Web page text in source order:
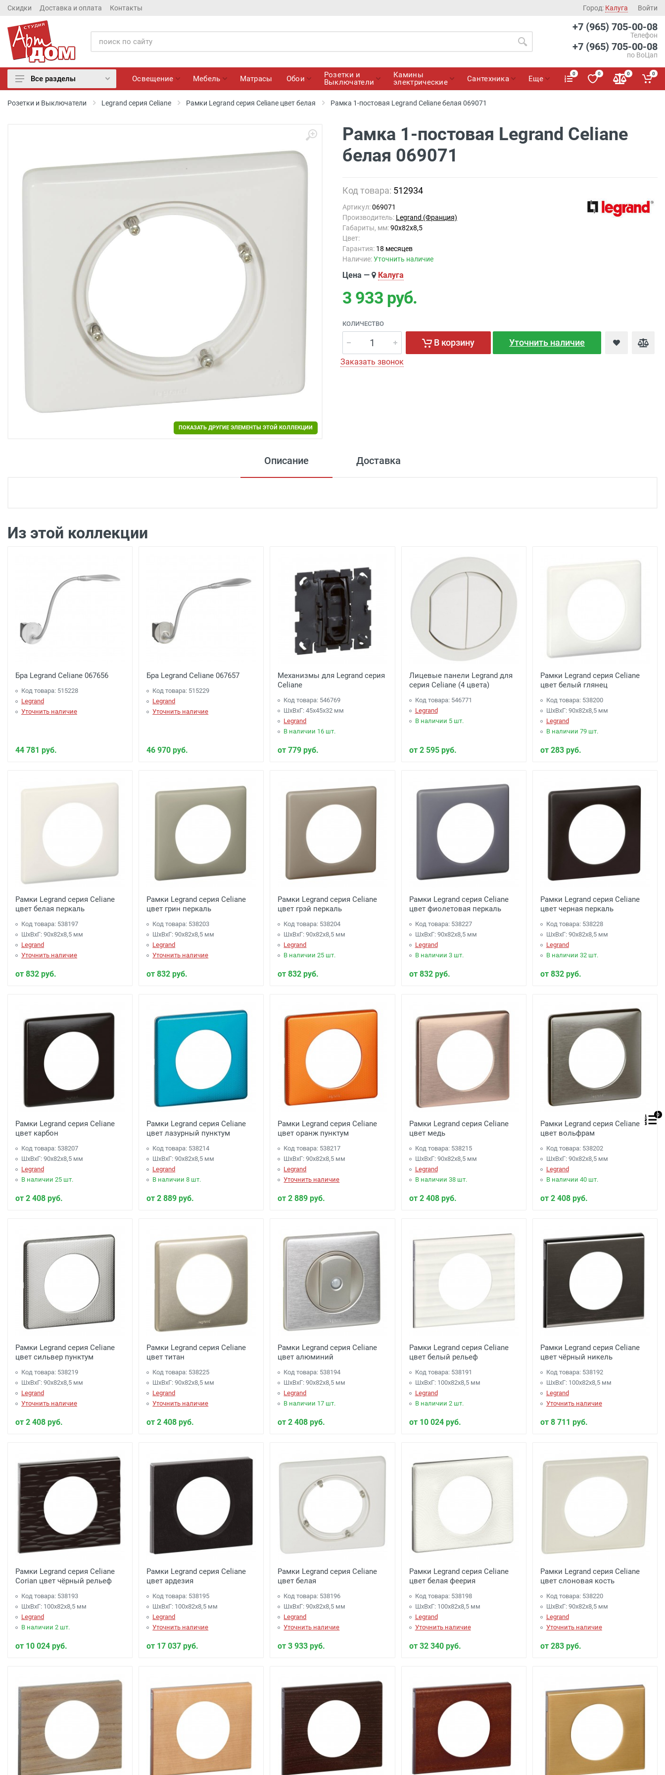
Скидки Доставка и оплата Контакты Город: Калуга Войти
+7 (965) 705-00-08
Телефон
+7 (965) 705-00-08
по ВоЦап
Розетки и Выключатели
Камины электрические
Отделочные материалы
Охранные системы
Все разделы Освещение Мебель Матрасы Обои
Розетки и
Выключатели
Камины
электрические
Сантехника Еще
0 0 0 0
Розетки и Выключатели Legrand серия Celiane Рамки Legrand серия Celiane цвет белая Рамка 1-постовая Legrand Celiane белая 069071
ПОКАЗАТЬ ДРУГИЕ ЭЛЕМЕНТЫ ЭТОЙ КОЛЛЕКЦИИ
Рамка 1-постовая Legrand Celiane
белая 069071
Код товара: 512934
Артикул:069071
Производитель: Legrand (Франция)
Габариты, мм:90x82x8,5
Цвет:
Гарантия: 18 месяцев
Наличие:Уточнить наличие
Цена — Калуга
3 933 руб.
КОЛИЧЕСТВО
В корзину Уточнить наличие
Заказать звонок
Описание Доставка
Доставка г. Калуга 100 рублей (самовывоз из офиса)
Из этой коллекции
Бра Legrand Celiane 067656
Код товара: 515228
Legrand
Уточнить наличие
44 781 руб.
Бра Legrand Celiane 067657
Код товара: 515229
Legrand
Уточнить наличие
46 970 руб.
Механизмы для Legrand серия
Celiane
Код товара: 546769
ШхВхГ: 45x45x32 мм
Legrand
В наличии 16 шт.
от 779 руб.
Лицевые панели Legrand для
серия Celiane (4 цвета)
Код товара: 546771
Legrand
В наличии 5 шт.
от 2 595 руб.
Рамки Legrand серия Celiane
цвет белый глянец
Код товара: 538200
ШхВхГ: 90x82x8,5 мм
Legrand
В наличии 79 шт.
от 283 руб.
Рамки Legrand серия Celiane
цвет белая перкаль
Код товара: 538197
ШхВхГ: 90x82x8,5 мм
Legrand
Уточнить наличие
от 832 руб.
Рамки Legrand серия Celiane
цвет грин перкаль
Код товара: 538203
ШхВхГ: 90x82x8,5 мм
Legrand
Уточнить наличие
от 832 руб.
Рамки Legrand серия Celiane
цвет грэй перкаль
Код товара: 538204
ШхВхГ: 90x82x8,5 мм
Legrand
В наличии 25 шт.
от 832 руб.
Рамки Legrand серия Celiane
цвет фиолетовая перкаль
Код товара: 538227
ШхВхГ: 90x82x8,5 мм
Legrand
В наличии 3 шт.
от 832 руб.
Рамки Legrand серия Celiane
цвет черная перкаль
Код товара: 538228
ШхВхГ: 90x82x8,5 мм
Legrand
В наличии 32 шт.
от 832 руб.
Рамки Legrand серия Celiane
цвет карбон
Код товара: 538207
ШхВхГ: 90x82x8,5 мм
Legrand
В наличии 25 шт.
от 2 408 руб.
Рамки Legrand серия Celiane
цвет лазурный пунктум
Код товара: 538214
ШхВхГ: 90x82x8,5 мм
Legrand
В наличии 8 шт.
от 2 889 руб.
Рамки Legrand серия Celiane
цвет оранж пунктум
Код товара: 538217
ШхВхГ: 90x82x8,5 мм
Legrand
Уточнить наличие
от 2 889 руб.
Рамки Legrand серия Celiane
цвет медь
Код товара: 538215
ШхВхГ: 90x82x8,5 мм
Legrand
В наличии 38 шт.
от 2 408 руб.
Рамки Legrand серия Celiane
цвет вольфрам
Код товара: 538202
ШхВхГ: 90x82x8,5 мм
Legrand
В наличии 40 шт.
от 2 408 руб.
Рамки Legrand серия Celiane
цвет сильвер пунктум
Код товара: 538219
ШхВхГ: 90x82x8,5 мм
Legrand
Уточнить наличие
от 2 408 руб.
Рамки Legrand серия Celiane
цвет титан
Код товара: 538225
ШхВхГ: 90x82x8,5 мм
Legrand
Уточнить наличие
от 2 408 руб.
Рамки Legrand серия Celiane
цвет алюминий
Код товара: 538194
ШхВхГ: 90x82x8,5 мм
Legrand
В наличии 17 шт.
от 2 408 руб.
Рамки Legrand серия Celiane
цвет белый рельеф
Код товара: 538191
ШхВхГ: 100x82x8,5 мм
Legrand
В наличии 2 шт.
от 10 024 руб.
Рамки Legrand серия Celiane
цвет чёрный никель
Код товара: 538192
ШхВхГ: 100x82x8,5 мм
Legrand
Уточнить наличие
от 8 711 руб.
Рамки Legrand серия Celiane
Corian цвет чёрный рельеф
Код товара: 538193
ШхВхГ: 100x82x8,5 мм
Legrand
В наличии 2 шт.
от 10 024 руб.
Рамки Legrand серия Celiane
цвет ардезия
Код товара: 538195
ШхВхГ: 100x82x8,5 мм
Legrand
Уточнить наличие
от 17 037 руб.
Рамки Legrand серия Celiane
цвет белая
Код товара: 538196
ШхВхГ: 90x82x8,5 мм
Legrand
Уточнить наличие
от 3 933 руб.
Рамки Legrand серия Celiane
цвет белая феерия
Код товара: 538198
ШхВхГ: 100x82x8,5 мм
Legrand
Уточнить наличие
от 32 340 руб.
Рамки Legrand серия Celiane
цвет слоновая кость
Код товара: 538220
ШхВхГ: 90x82x8,5 мм
Legrand
Уточнить наличие
от 283 руб.
0